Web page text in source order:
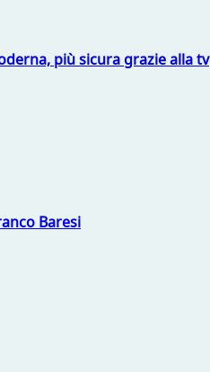
più sicura grazie alla tv
Baresi